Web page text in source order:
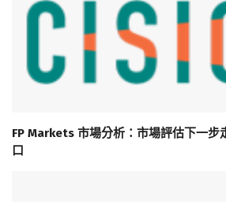
FP Markets 市場分析：市場評估下一步
口